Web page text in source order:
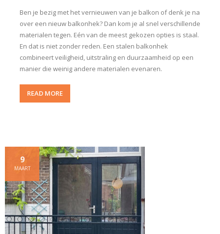
Ben je bezig met het vernieuwen van je balkon of denk je na
over een nieuw balkonhek? Dan kom je al snel verschillende
materialen tegen. Eén van de meest gekozen opties is staal.
En dat is niet zonder reden. Een stalen balkonhek
combineert veiligheid, uitstraling en duurzaamheid op een
manier die weinig andere materialen evenaren.
READ MORE
9
MAART